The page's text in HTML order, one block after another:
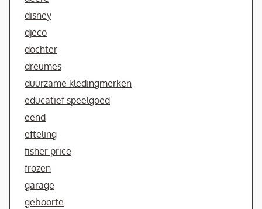
disney
djeco
dochter
dreumes
duurzame kledingmerken
educatief speelgoed
eend
efteling
fisher price
frozen
garage
geboorte